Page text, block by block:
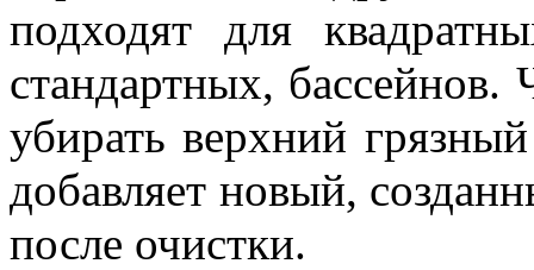
подходят для
стандартных,
убирать верхний
добавляет новый,
после очистки.